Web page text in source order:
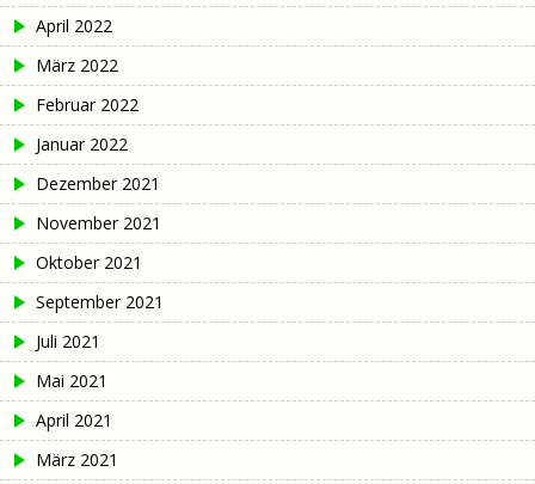
April 2022
März 2022
Februar 2022
Januar 2022
Dezember 2021
November 2021
Oktober 2021
September 2021
Juli 2021
Mai 2021
April 2021
März 2021